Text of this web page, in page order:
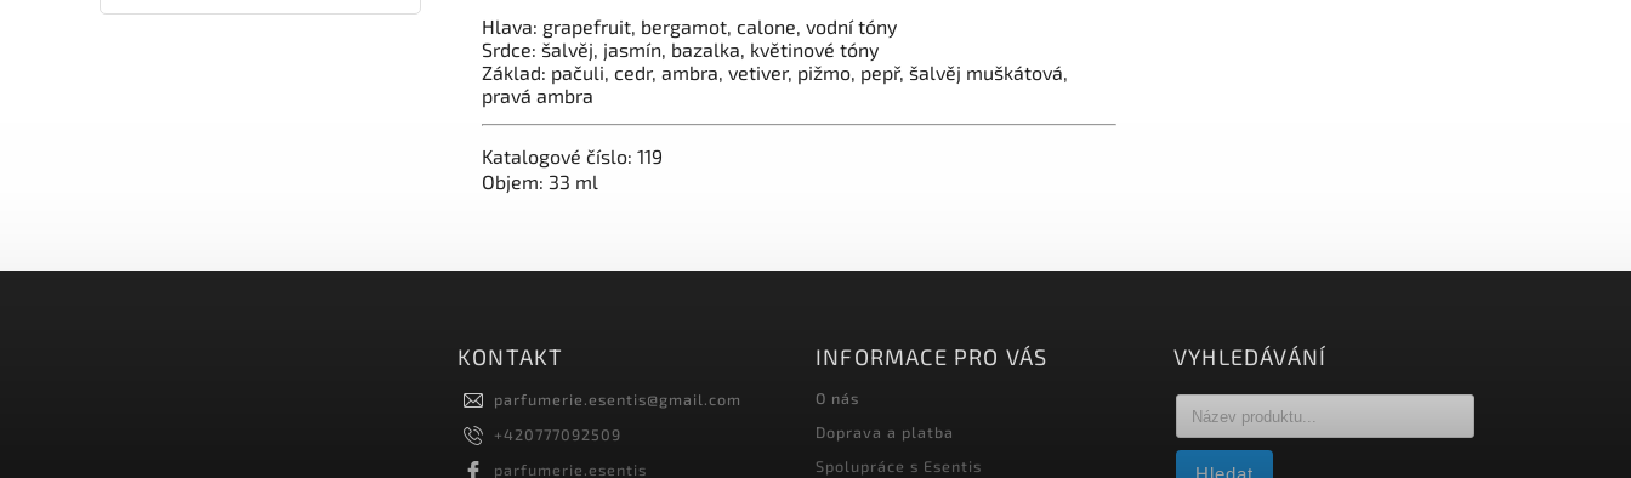
Hlava: grapefruit, bergamot, calone, vodní tóny
Srdce: šalvěj, jasmín, bazalka, květinové tóny
Základ: pačuli, cedr, ambra, vetiver, pižmo, pepř, šalvěj muškátová,
pravá ambra
Katalogové číslo: 119
Objem: 33 ml
KONTAKT
parfumerie.esentis@gmail.com
+420777092509
parfumerie.esentis
INFORMACE PRO VÁS
O nás
Doprava a platba
Spolupráce s Esentis
VYHLEDÁVÁNÍ